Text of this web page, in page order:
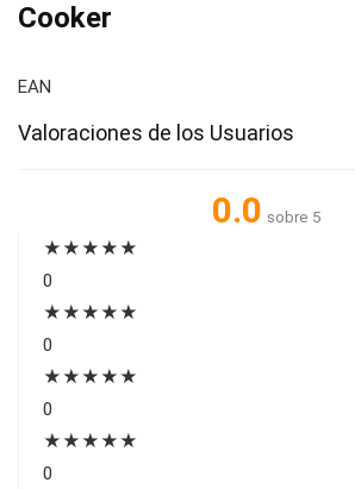
Cooker
EAN
Valoraciones de los Usuarios
0.0 sobre 5
★★★★★
0
★★★★★
0
★★★★★
0
★★★★★
0